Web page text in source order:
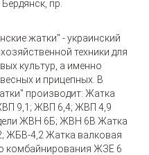
пр.
жатки" - украинский
техники для
культур, а именно
и прицепных. В
производит: Жатка
9,1; ЖВП 6,4; ЖВП 4,9
ЖВН 6Б; ЖВН 6В Жатка
ЖБВ-4,2 Жатка валковая
комбайнирования ЖЗЕ 6